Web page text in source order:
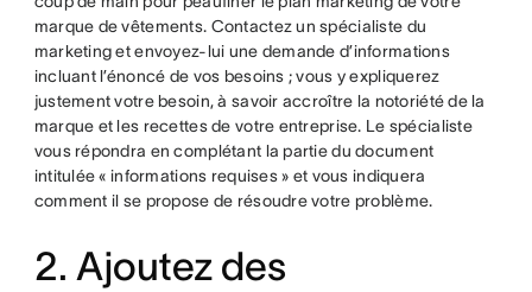
marque de vêtements. Contactez un spécialiste du
marketing et envoyez-lui une demande d’informations
incluant l’énoncé de vos besoins ; vous y expliquerez
justement votre besoin, à savoir accroître la notoriété de la
marque et les recettes de votre entreprise. Le spécialiste
vous répondra en complétant la partie du document
intitulée « informations requises » et vous indiquera
comment il se propose de résoudre votre problème.
2. Ajoutez des